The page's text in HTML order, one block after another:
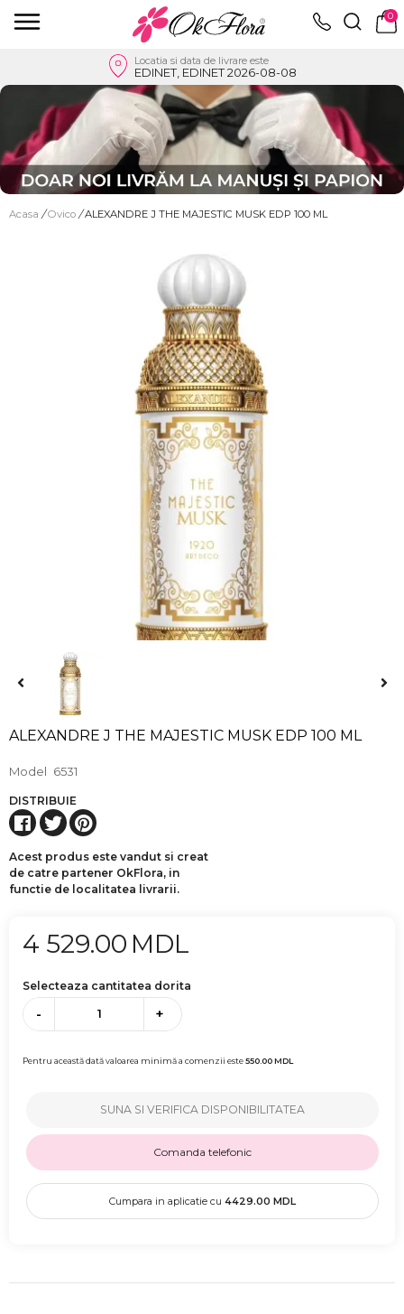
0
Locatia si data de livrare este
EDINET, EDINET 2026-08-08
Acasa / Ovico / ALEXANDRE J THE MAJESTIC MUSK EDP 100 ML
ALEXANDRE J THE MAJESTIC MUSK EDP 100 ML
Model 6531
DISTRIBUIE
Acest produs este vandut si creat
de catre partener OkFlora, in
functie de localitatea livrarii.
4 529.00 MDL
Selecteaza cantitatea dorita
- +
Pentru această dată valoarea minimă a comenzii este550.00MDL
SUNA SI VERIFICA DISPONIBILITATEA
Comanda telefonic
Cumpara in aplicatie cu 4429.00 MDL